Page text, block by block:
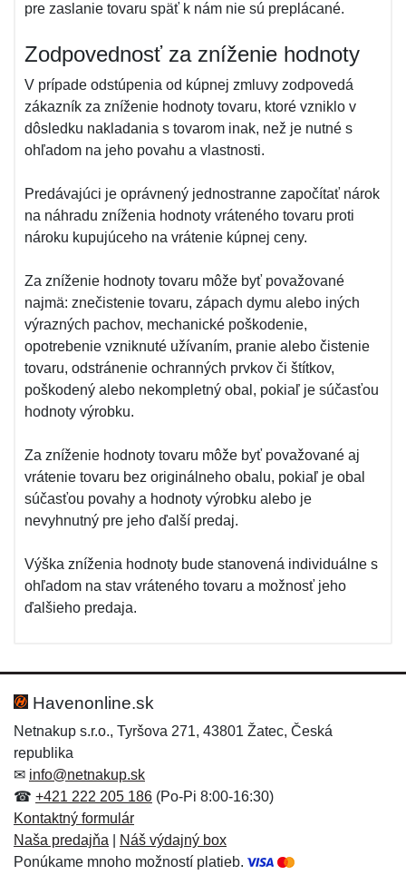
pre zaslanie tovaru späť k nám nie sú preplácané.
Zodpovednosť za zníženie hodnoty
V prípade odstúpenia od kúpnej zmluvy zodpovedá
zákazník za zníženie hodnoty tovaru, ktoré vzniklo v
dôsledku nakladania s tovarom inak, než je nutné s
ohľadom na jeho povahu a vlastnosti.
Predávajúci je oprávnený jednostranne započítať nárok
na náhradu zníženia hodnoty vráteného tovaru proti
nároku kupujúceho na vrátenie kúpnej ceny.
Za zníženie hodnoty tovaru môže byť považované
najmä: znečistenie tovaru, zápach dymu alebo iných
výrazných pachov, mechanické poškodenie,
opotrebenie vzniknuté užívaním, pranie alebo čistenie
tovaru, odstránenie ochranných prvkov či štítkov,
poškodený alebo nekompletný obal, pokiaľ je súčasťou
hodnoty výrobku.
Za zníženie hodnoty tovaru môže byť považované aj
vrátenie tovaru bez originálneho obalu, pokiaľ je obal
súčasťou povahy a hodnoty výrobku alebo je
nevyhnutný pre jeho ďalší predaj.
Výška zníženia hodnoty bude stanovená individuálne s
ohľadom na stav vráteného tovaru a možnosť jeho
ďalšieho predaja.
Havenonline.sk
Netnakup s.r.o., Tyršova 271, 43801 Žatec, Česká
republika
✉ info@netnakup.sk
☎ +421 222 205 186 (Po-Pi 8:00-16:30)
Kontaktný formulár
Naša predajňa
Náš výdajný box
Ponúkame mnoho možností platieb.